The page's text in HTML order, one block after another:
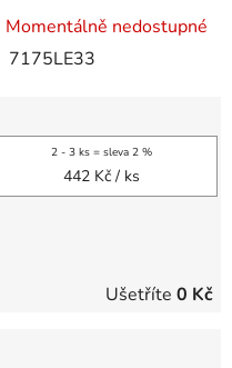
Momentálně nedostupné
7175LE33
2 - 3 ks = sleva 2 %
442 Kč / ks
Ušetříte 0 Kč